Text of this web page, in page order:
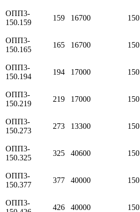
ОПП3-
150.159
159 16700 150
ОПП3-
150.165
165 16700 150
ОПП3-
150.194
194 17000 150
ОПП3-
150.219
219 17000 150
ОПП3-
150.273
273 13300 150
ОПП3-
150.325
325 40600 150
ОПП3-
150.377
377 40000 150
ОПП3-
426 40000 150